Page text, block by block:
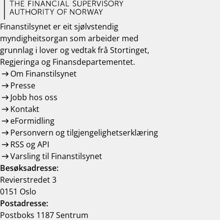
work_outline Jobb hos oss
dashboardInformasjon for investorer
notifications_noneAbonner på nyhetsvarsel
Finanstilsynet er eit sjølvstendig
myndigheitsorgan som arbeider med
grunnlag i lover og vedtak frå Stortinget,
Regjeringa og Finansdepartementet.
Om Finanstilsynet
Presse
Jobb hos oss
Kontakt
eFormidling
Personvern og tilgjengelighetserklæring
RSS og API
Varsling til Finanstilsynet
Besøksadresse:
Revierstredet 3
0151 Oslo
Postadresse:
Postboks 1187 Sentrum